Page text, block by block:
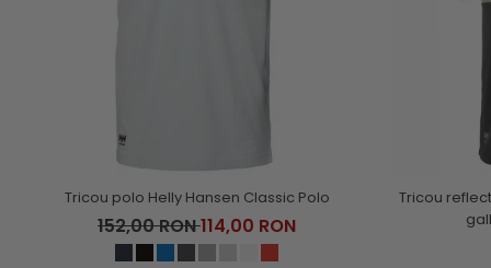
Tricou polo Helly Hansen Classic Polo
152,00 RON114,00 RON
Tricou